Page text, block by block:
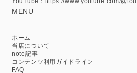
MENU
ホーム
当店について
note記事
コンテンツ利用ガイドライン
FAQ